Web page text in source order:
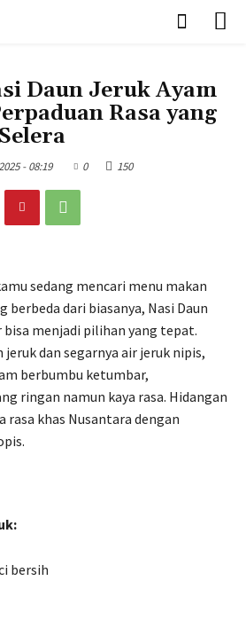
Daun Jeruk Ayam
Rasa yang
- 08:19 0 150
sedang mencari menu makan
berbeda dari biasanya, Nasi Daun
menjadi pilihan yang tepat.
jeruk dan segarnya air jeruk nipis,
berbumbu ketumbar,
ringan namun kaya rasa. Hidangan
khas Nusantara dengan
bersih